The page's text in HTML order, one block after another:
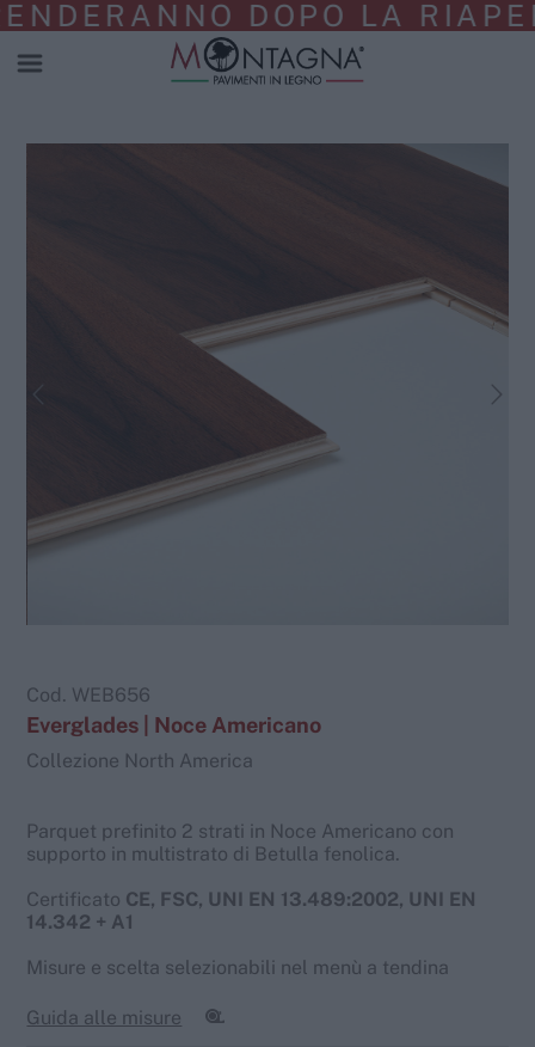
DOPO LA
Cod. WEB656
Everglades | Noce Americano
Collezione North America
Parquet prefinito 2 strati in Noce Americano con
supporto in multistrato di Betulla fenolica.
Certificato CE, FSC, UNI EN 13.489:2002, UNI EN
14.342 + A1
Misure e scelta selezionabili nel menù a tendina
Guida alle misure